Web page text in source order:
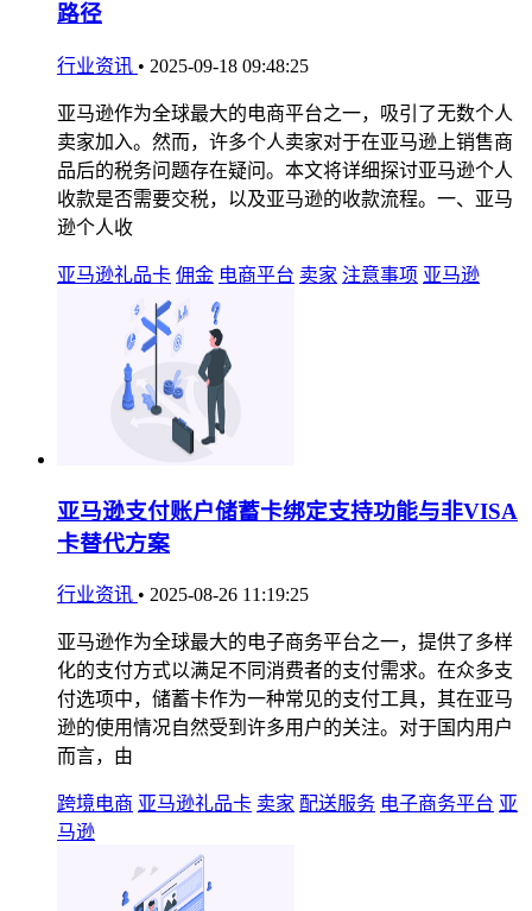
路径
行业资讯 • 2025-09-18 09:48:25
亚马逊作为全球最大的电商平台之一，吸引了无数个人
卖家加入。然而，许多个人卖家对于在亚马逊上销售商
品后的税务问题存在疑问。本文将详细探讨亚马逊个人
收款是否需要交税，以及亚马逊的收款流程。一、亚马
逊个人收
亚马逊礼品卡 佣金 电商平台 卖家 注意事项 亚马逊
亚马逊支付账户储蓄卡绑定支持功能与非VISA
卡替代方案
行业资讯 • 2025-08-26 11:19:25
亚马逊作为全球最大的电子商务平台之一，提供了多样
化的支付方式以满足不同消费者的支付需求。在众多支
付选项中，储蓄卡作为一种常见的支付工具，其在亚马
逊的使用情况自然受到许多用户的关注。对于国内用户
而言，由
跨境电商 亚马逊礼品卡 卖家 配送服务 电子商务平台 亚
马逊